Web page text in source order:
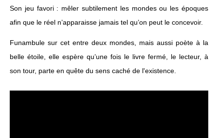
Son jeu favori : mêler subtilement les mondes ou les époques
afin que le réel n’apparaisse jamais tel qu’on peut le concevoir.
Funambule sur cet entre deux mondes, mais aussi poète à la
belle étoile, elle espère qu’une fois le livre fermé, le lecteur, à
son tour, parte en quête du sens caché de l'existence.